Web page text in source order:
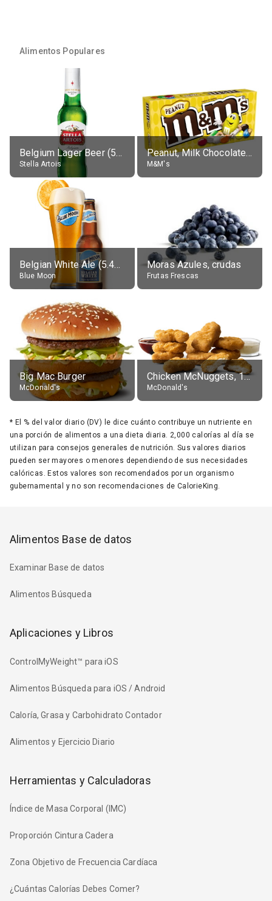
Alimentos Populares
Belgium Lager Beer (5% alc.)
Stella Artois
Peanut, Milk Chocolate Candies
M&M's
Belgian White Ale (5.4% alc.)
Blue Moon
Moras Azules, crudas
Frutas Frescas
Big Mac Burger
McDonald's
Chicken McNuggets, 10 pieces, without sauce
McDonald's
* El % del valor diario (DV) le dice cuánto contribuye un nutriente en
una porción de alimentos a una dieta diaria. 2,000 calorías al día se
utilizan para consejos generales de nutrición. Sus valores diarios
pueden ser mayores o menores dependiendo de sus necesidades
calóricas. Estos valores son recomendados por un organismo
gubernamental y no son recomendaciones de CalorieKing.
Alimentos Base de datos
Examinar Base de datos
Alimentos Búsqueda
Aplicaciones y Libros
ControlMyWeight™ para iOS
Alimentos Búsqueda para iOS / Android
Caloría, Grasa y Carbohidrato Contador
Alimentos y Ejercicio Diario
Herramientas y Calculadoras
Índice de Masa Corporal (IMC)
Proporción Cintura Cadera
Zona Objetivo de Frecuencia Cardíaca
¿Cuántas Calorías Debes Comer?